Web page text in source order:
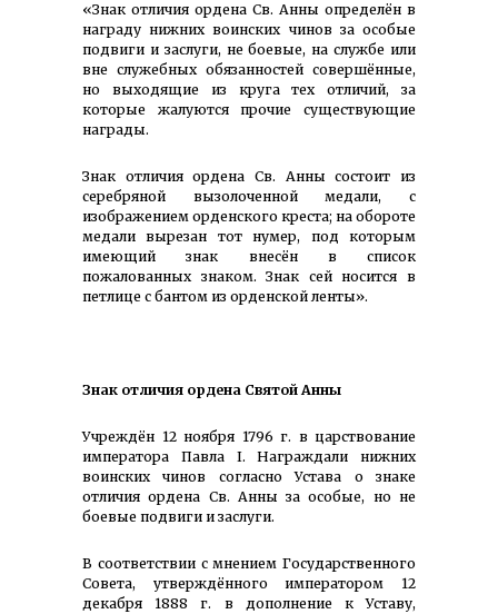
«Знак отличия ордена Св. Анны определён в
награду нижних воинских чинов за особые
подвиги и заслуги, не боевые, на службе или
вне служебных обязанностей совершён­ные,
но выходящие из круга тех отличий, за
которые жалуются прочие существующие
награды.
Знак отличия ордена Св. Анны состоит из
серебряной вызолоченной медали, с
изображением орденского креста; на обороте
медали вырезан тот нумер, под которым
имеющий знак внесён в список
пожалованных знаком. Знак сей носится в
петлице с бантом из орденской ленты».
Знак отличия ордена Святой Анны
Учреждён 12 ноября 1796 г. в царствование
императора Павла I. Награждали нижних
воинских чинов согласно Устава о знаке
отличия ордена Св. Анны за особые, но не
боевые подвиги и заслуги.
В соответствии с мнением Государ­ственного
Совета, утверж­дённого императором 12
декабря 1888 г. в дополнение к Уставу,